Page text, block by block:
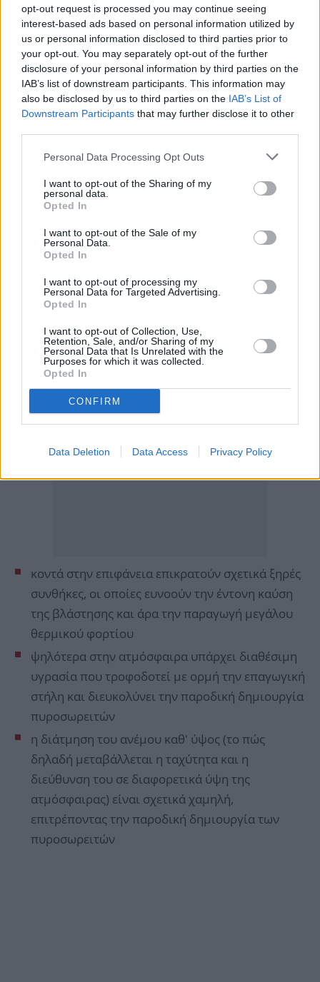
opt-out request is processed you may continue seeing
interest-based ads based on personal information utilized by
us or personal information disclosed to third parties prior to
your opt-out. You may separately opt-out of the further
disclosure of your personal information by third parties on the
IAB’s list of downstream participants. This information may
also be disclosed by us to third parties on the IAB’s List of
Downstream Participants that may further disclose it to other
Personal Data Processing Opt Outs
I want to opt-out of the Sharing of my
personal data.
Opted In
I want to opt-out of the Sale of my
Personal Data.
Opted In
I want to opt-out of processing my
Personal Data for Targeted Advertising.
Opted In
I want to opt-out of Collection, Use,
Retention, Sale, and/or Sharing of my
Personal Data that Is Unrelated with the
Purposes for which it was collected.
Opted In
CONFIRM
Data Deletion Data Access Privacy Policy
στην πυρκαγιά της Οινόης, οι ατμοσφαιρικές
συνθήκες είναι σήμερα σχετικά ευνοϊκές για την
εκδήλωση πυροεπαγωγής.
Πιο συγκεκριμένα:
κοντά στην επιφάνεια επικρατούν σχετικά ξηρές
συνθήκες, οι οποίες ευνοούν την έντονη καύση
της βλάστησης και άρα την παραγωγή μεγάλου
θερμικού φορτίου
ψηλότερα στην ατμόσφαιρα υπάρχει διαθέσιμη
υγρασία που τροφοδοτεί με ορμή την επαγωγική
στήλη και διευκολύνει την παροδική δημιουργία
πυροσωρειτών
η διάτμηση του ανέμου καθ' ύψος (το πώς
δηλαδή μεταβάλλεται η ταχύτητα και η
διεύθυνση του σε διαφορετικά ύψη της
ατμόσφαιρας) είναι σχετικά χαμηλή,
επιτρέποντας την παροδική δημιουργία των
πυροσωρειτών